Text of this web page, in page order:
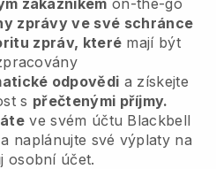
zprávy ve své schránce
zpráv, které mají být
odpovědi a získejte
s přečtenými příjmy.
ve svém účtu Blackbell
naplánujte své výplaty na
osobní účet.